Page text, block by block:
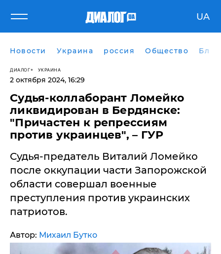
UA
Новости Украина россия Общество
ДИАЛОГ УКРАИНА
2 октября 2024, 16:29
Судья-коллаборант Ломейко
ликвидирован в Бердянске:
"Причастен к репрессиям
против украинцев", – ГУР
Судья-предатель Виталий Ломейко
после оккупации части Запорожской
области совершал военные
преступления против украинских
патриотов.
Автор: Михаил Бутко